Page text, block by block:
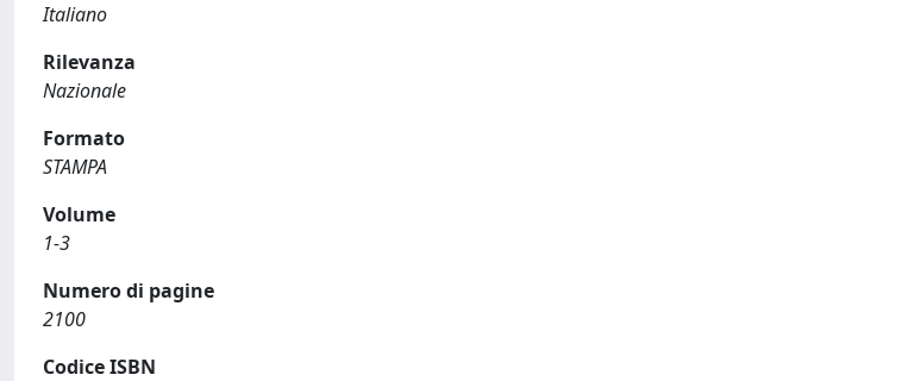
Italiano
Rilevanza
Nazionale
Formato
STAMPA
Volume
1-3
Numero di pagine
2100
Codice ISBN